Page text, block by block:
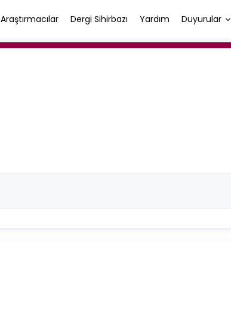
Araştırmacılar Dergi Sihirbazı Yardım Duyurular